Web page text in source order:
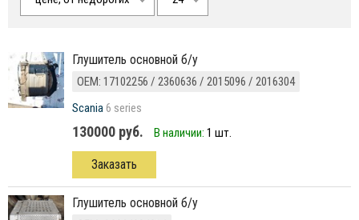
Глушитель основной б/у
ОЕМ: 17102256 / 2360636 / 2015096 / 2016304
Scania6 series
130000 руб. В наличии: 1 шт.
Заказать
глушитель основной б/у